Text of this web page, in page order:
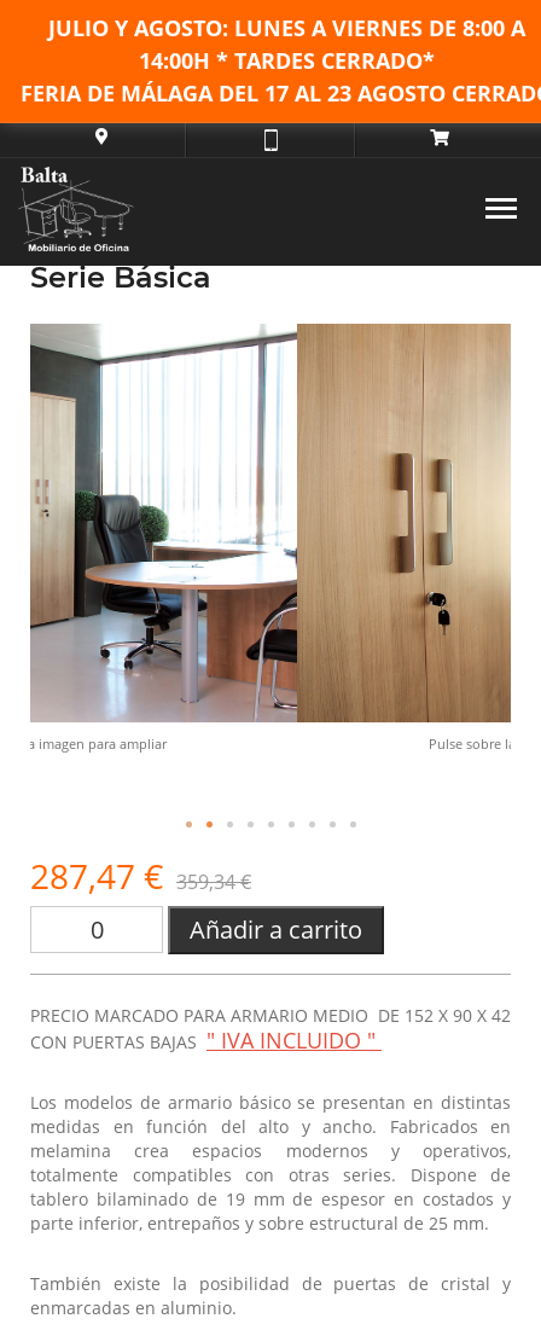
JULIO Y AGOSTO: LUNES A VIERNES DE 8:00 A
14:00H * TARDES CERRADO*
FERIA DE MÁLAGA DEL 17 AL 23 AGOSTO
Serie Básica
Pulse sobre la imagen para ampliar
287,47 € 359,34 €
Añadir a carrito
PRECIO MARCADO PARA ARMARIO MEDIO DE 152 X 90 X 42
CON PUERTAS BAJAS " IVA INCLUIDO "
Los modelos de armario básico se presentan en distintas
medidas en función del alto y ancho. Fabricados en
melamina crea espacios modernos y operativos,
totalmente compatibles con otras series. Dispone de
tablero bilaminado de 19 mm de espesor en costados y
parte inferior, entrepaños y sobre estructural de 25 mm.
También existe la posibilidad de puertas de cristal y
enmarcadas en aluminio.